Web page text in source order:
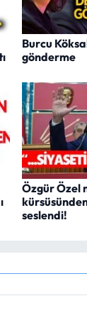
Burcu
gönderme
Özgür Özel
seslendi!